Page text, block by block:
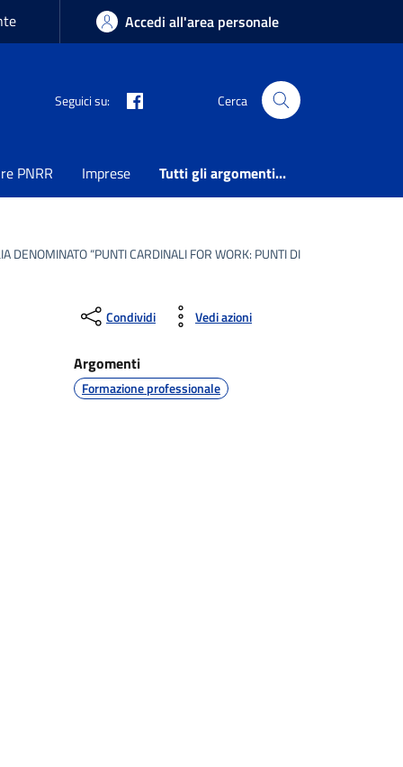
Accedi all'area personale
Seguici su: Cerca
PNRR Imprese Tutti gli argomenti...
DENOMINATO “PUNTI CARDINALI FOR WORK: PUNTI DI
Condividi Vedi azioni
Argomenti
Formazione professionale